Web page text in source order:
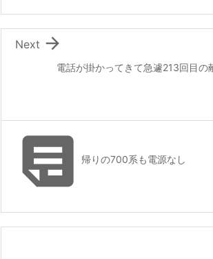
電話が掛かってきて急遽213回目の

Next
帰りの700系も電源なし